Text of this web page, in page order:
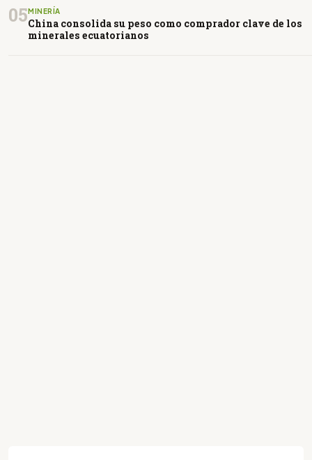
05 MINERÍA
China consolida su peso como comprador clave de los
minerales ecuatorianos